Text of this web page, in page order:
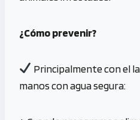
¿Cómo prevenir?
Principalmente con el
manos con agua segura: